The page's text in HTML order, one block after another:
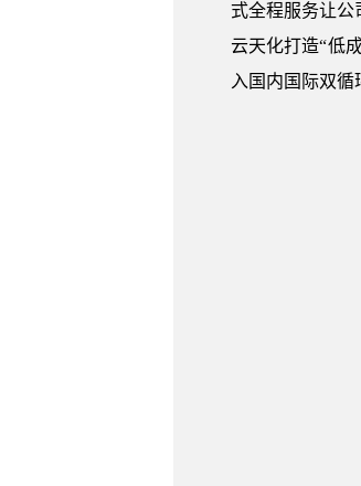
式全程服务让公
云天化打造“低
入国内国际双循